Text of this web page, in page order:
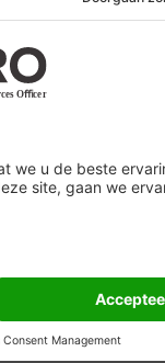
meer ziet,
en groei.
bij waar nodig.
voor hulp
Barrett en verwijst
kosten energie, die
een
en dus ook